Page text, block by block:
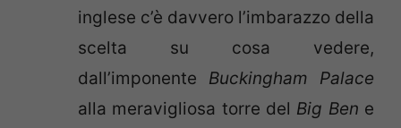
inglese c’è davvero l’imbarazzo della
scelta su cosa vedere,
dall’imponente Buckingham Palace
alla meravigliosa torre del Big Ben e